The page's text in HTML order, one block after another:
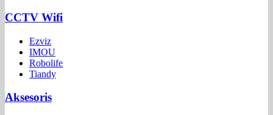
CCTV Wifi
Ezviz
IMOU
Robolife
Tiandy
Aksesoris